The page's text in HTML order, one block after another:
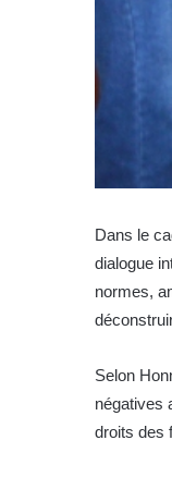
Dans le
dialogue
normes,
Selon
négatives
droits des